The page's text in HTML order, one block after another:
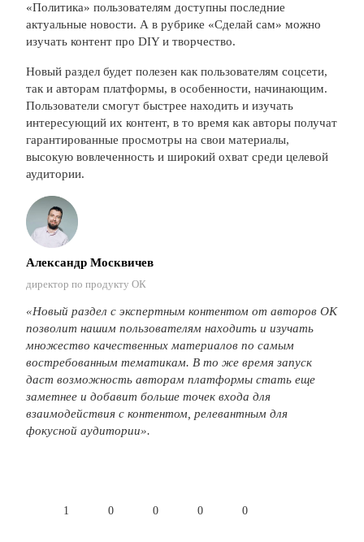
«Политика» пользователям доступны последние
актуальные новости. А в рубрике «Сделай сам» можно
изучать контент про DIY и творчество.
Новый раздел будет полезен как пользователям соцсети,
так и авторам платформы, в особенности, начинающим.
Пользователи смогут быстрее находить и изучать
интересующий их контент, в то время как авторы получат
гарантированные просмотры на свои материалы,
высокую вовлеченность и широкий охват среди целевой
аудитории.
Александр Москвичев
директор по продукту ОК
«Новый раздел с экспертным контентом от авторов ОК
позволит нашим пользователям находить и изучать
множество качественных материалов по самым
востребованным тематикам. В то же время запуск
даст возможность авторам платформы стать еще
заметнее и добавит больше точек входа для
взаимодействия с контентом, релевантным для
фокусной аудитории».
1 0 0 0 0